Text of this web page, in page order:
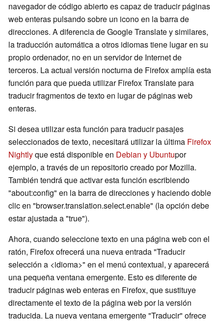
navegador de código abierto es capaz de traducir páginas
web enteras pulsando sobre un icono en la barra de
direcciones. A diferencia de Google Translate y similares,
la traducción automática a otros idiomas tiene lugar en su
propio ordenador, no en un servidor de Internet de
terceros. La actual versión nocturna de Firefox amplía esta
función para que pueda utilizar Firefox Translate para
traducir fragmentos de texto en lugar de páginas web
enteras.
Si desea utilizar esta función para traducir pasajes
seleccionados de texto, necesitará utilizar la última Firefox
Nightlyque está disponible en Debian y Ubuntupor
ejemplo, a través de un repositorio creado por Mozilla.
También tendrá que activar esta función escribiendo
"about:config" en la barra de direcciones y haciendo doble
clic en "browser.translation.select.enable" (la opción debe
estar ajustada a "true").
Ahora, cuando seleccione texto en una página web con el
ratón, Firefox ofrecerá una nueva entrada "Traducir
selección a <idioma>" en el menú contextual, y aparecerá
una pequeña ventana emergente. Esto es diferente de
traducir páginas web enteras en Firefox, que sustituye
directamente el texto de la página web por la versión
traducida. La nueva ventana emergente "Traducir" ofrece